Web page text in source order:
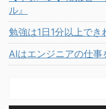
ル』
勉強は1日1分以上でき
AIはエンジニアの仕